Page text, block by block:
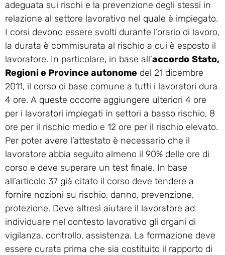
adeguata sui rischi e la prevenzione degli stessi in
relazione al settore lavorativo nel quale è impiegato.
I corsi devono essere svolti durante l’orario di lavoro,
la durata è commisurata al rischio a cui è esposto il
lavoratore. In particolare, in base all’accordo Stato,
Regioni e Province autonome del 21 dicembre
2011, il corso di base comune a tutti i lavoratori dura
4 ore. A queste occorre aggiungere ulteriori 4 ore
per i lavoratori impiegati in settori a basso rischio, 8
ore per il rischio medio e 12 ore per il rischio elevato.
Per poter avere l’attestato è necessario che il
lavoratore abbia seguito almeno il 90% delle ore di
corso e deve superare un test finale. In base
all’articolo 37 già citato il corso deve tendere a
fornire nozioni su rischio, danno, prevenzione,
protezione. Deve altresì aiutare il lavoratore ad
individuare nel contesto lavorativo gli organi di
vigilanza, controllo, assistenza. La formazione deve
essere curata prima che sia costituito il rapporto di